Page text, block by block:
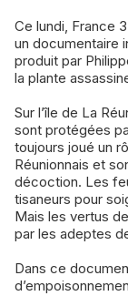
Ce lundi, France 3 et le Portail Numérique La 1ère diffuseront
un documentaire
produit par
la plante
Sur l’île de La
sont protégées
toujours joué un
Réunionnais et
décoction. Les
tisaneurs pour
Mais les vertus
par les adeptes
Dans ce